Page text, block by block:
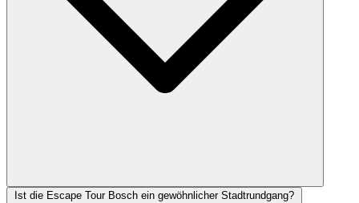
Ist die Escape Tour Bosch ein gewöhnlicher Stadtrundgang?